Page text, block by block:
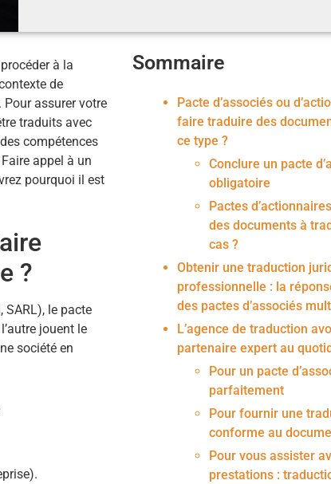
à la
de
assurer votre
traduits avec
compétences
appel à un
pourquoi il est
?
SARL), le pacte
jouent le
société en
Sommaire
Pacte d’associés ou
faire traduire des
ce type ?
Conclure un pacte
obligatoire
Pactes
des documents à
cas ?
Obtenir une traduction
professionnelle : la
des pactes d’associés
L’agence de traduction
partenaire expert au
Pour un pacte
parfaitement
Pour fournir une
conforme au
Pour vous assister
prestations :